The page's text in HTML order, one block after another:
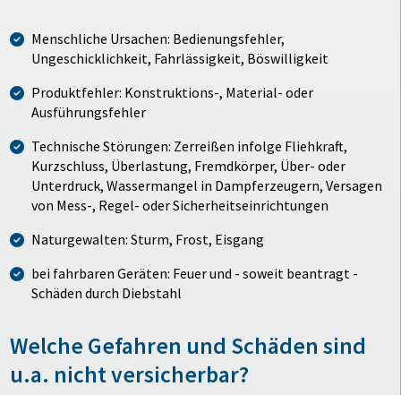
Menschliche Ursachen: Bedienungsfehler,
Ungeschicklichkeit, Fahrlässigkeit, Böswilligkeit
Produktfehler: Konstruktions-, Material- oder
Ausführungsfehler
Technische Störungen: Zerreißen infolge Fliehkraft,
Kurzschluss, Überlastung, Fremdkörper, Über- oder
Unterdruck, Wassermangel in Dampferzeugern, Versagen
von Mess-, Regel- oder Sicherheitseinrichtungen
Naturgewalten: Sturm, Frost, Eisgang
bei fahrbaren Geräten: Feuer und - soweit beantragt -
Schäden durch Diebstahl
Welche Gefahren und Schäden sind
u.a. nicht versicherbar?